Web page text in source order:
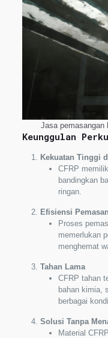
Jasa pemasangan
Keunggulan
Kekuatan Tinggi
CFRP
bandingkan
ringan.
Efisiensi
Proses
memerlukan
menghemat
Tahan Lama
CFRP tahan
bahan kimia,
berbagai
Solusi Tanpa
Material